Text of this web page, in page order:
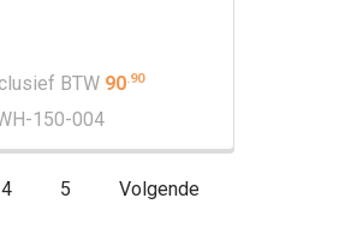
BTW 90.90
150-004
4 5 Volgende